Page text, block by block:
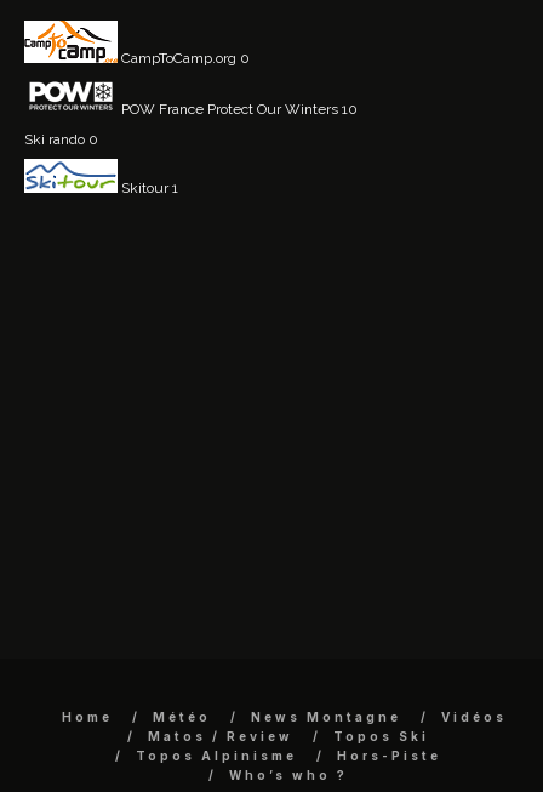
CampToCamp.org 0
POW France Protect Our Winters 10
Ski rando 0
Skitour1
Home Météo News Montagne
Vidéos
Matos / Review
Topos Ski
Topos Alpinisme
Hors-Piste
Who’s who ?